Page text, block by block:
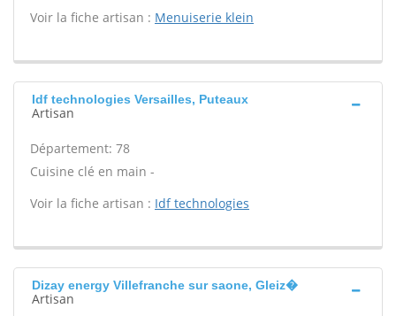
Voir la fiche artisan : Menuiserie klein
Idf technologies Versailles, Puteaux
Artisan
Département: 78
Cuisine clé en main -
Voir la fiche artisan : Idf technologies
Dizay energy Villefranche sur saone, Gleiz�
Artisan